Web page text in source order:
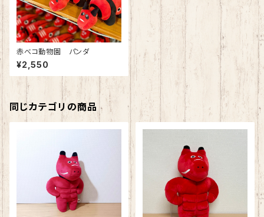
赤べコ動物園 パンダ
¥2,550
同じカテゴリの商品